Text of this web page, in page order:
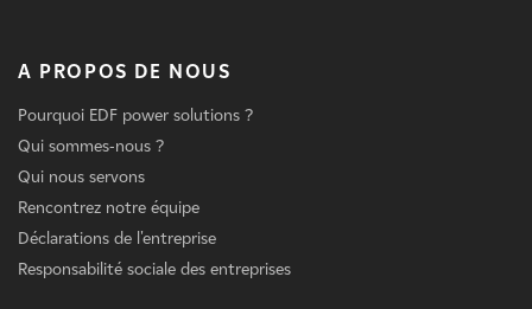
A PROPOS DE NOUS
Pourquoi EDF power solutions ?
Qui sommes-nous ?
Qui nous servons
Rencontrez notre équipe
Déclarations de l'entreprise
Responsabilité sociale des entreprises